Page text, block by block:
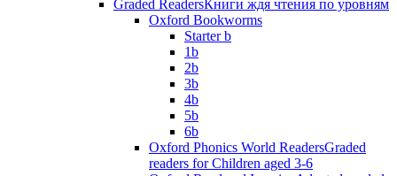
Graded ReadersКниги ждя чтения по уровням
Oxford Bookworms
Starter b
1b
2b
3b
4b
5b
6b
Oxford Phonics World ReadersGraded
readers for Children aged 3-6